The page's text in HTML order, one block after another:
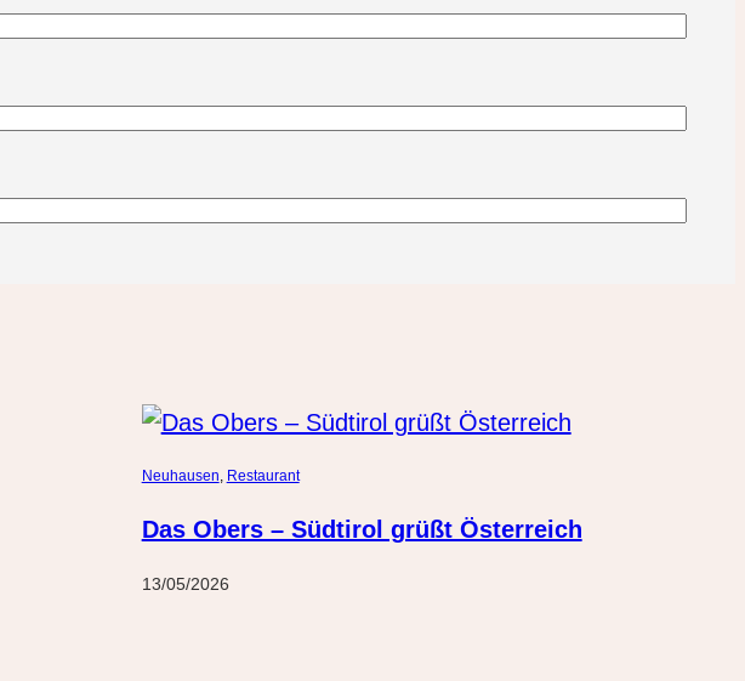
Neuhausen, Restaurant
Das Obers – Südtirol grüßt Österreich
13/05/2026